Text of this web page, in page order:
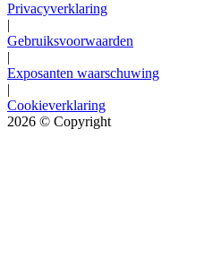
Privacyverklaring
|
Gebruiksvoorwaarden
|
Exposanten waarschuwing
|
Cookieverklaring
2026 © Copyright